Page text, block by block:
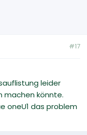
#17
leider
machen könnte.
oneU1 das problem